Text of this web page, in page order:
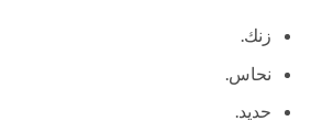
زنك.
نحاس.
حديد.